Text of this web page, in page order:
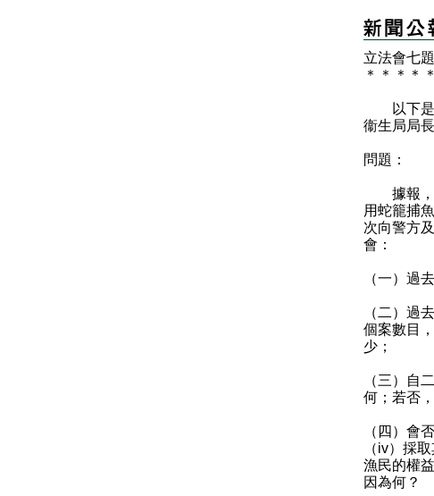
立法會七
＊
＊ ＊ ＊ ＊
以下是
衞生局局
問題：
據報，
用蛇籠捕
次向警方
會：
（一）過
（二）過
個案數目
少；
（三）自
何；若否
（四）會
（iv）採
漁民的權
因為何？